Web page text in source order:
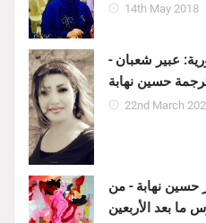
14th May 2018
عبير شعبان -
ترجمة حسين نهابة
22nd March
حسين نهابة - من
ما بعد الأربعين